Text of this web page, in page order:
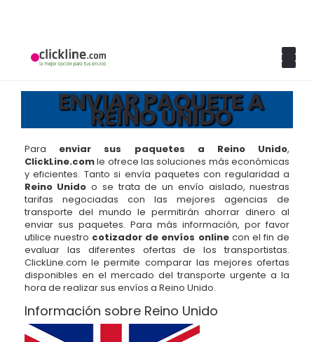
ENVIAR PAQUETE A
REINO UNIDO
Para enviar sus paquetes a Reino Unido,
ClickLine.comle ofrece las soluciones más económicas
y eficientes. Tanto si envía paquetes con regularidad a
Reino Unido o se trata de un envío aislado, nuestras
tarifas negociadas con las mejores agencias de
transporte del mundo le permitirán ahorrar dinero al
enviar sus paquetes. Para más información, por favor
utilice nuestro cotizador de envíos onlinecon el fin de
evaluar las diferentes ofertas de los transportistas.
ClickLine.com le permite comparar las mejores ofertas
disponibles en el mercado del transporte urgente a la
hora de realizar sus envíos a Reino Unido.
Información sobre Reino Unido